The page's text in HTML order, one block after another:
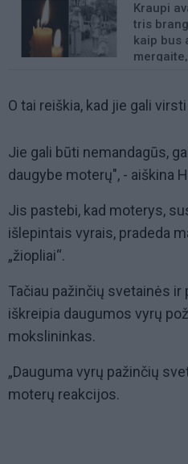
Kraupi
tris
kaip bus
O tai reiškia, kad jie gali
Jie gali būti nemandagūs,
daugybe moterų", - aiškina
Jis pastebi, kad moterys,
išlepintais vyrais, pradeda
„žiopliai“.
Tačiau pažinčių svetainės
iškreipia daugumos vyrų
mokslininkas.
„Dauguma vyrų pažinčių
moterų reakcijos.